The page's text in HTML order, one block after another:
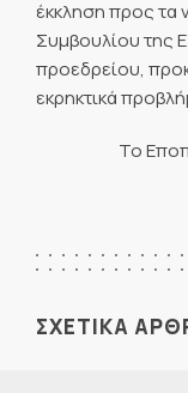
έκκληση προς τα
Συμβουλίου της
προεδρείου,
εκρηκτικά
Το
ΣΧΕΤΙΚΑ